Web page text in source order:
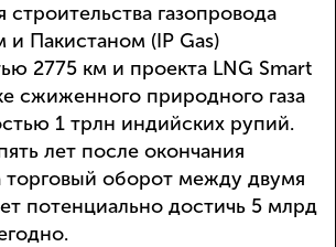
строительства газопровода
Пакистаном (IP Gas)
2775 км и проекта LNG Smart
сжиженного природного газа
1 трлн индийских рупий.
лет после окончания
торговый оборот между двумя
потенциально достичь 5 млрд